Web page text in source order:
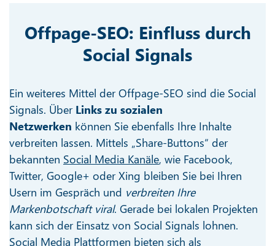
Offpage-SEO: Einfluss durch
Social Signals
Ein weiteres Mittel der Offpage-SEO sind die Social
Signals. Über Links zu sozialen
Netzwerken können Sie ebenfalls Ihre Inhalte
verbreiten lassen. Mittels „Share-Buttons“ der
bekannten Social Media Kanäle, wie Facebook,
Twitter, Google+ oder Xing bleiben Sie bei Ihren
Usern im Gespräch und verbreiten Ihre
Markenbotschaft viral. Gerade bei lokalen Projekten
kann sich der Einsatz von Social Signals lohnen.
Social Media Plattformen bieten sich als